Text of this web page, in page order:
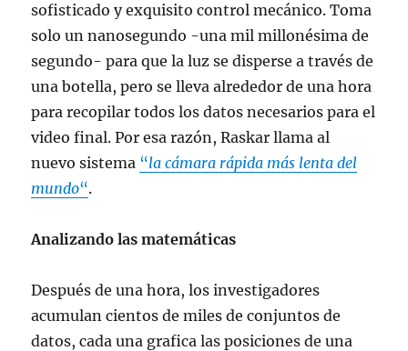
sofisticado y exquisito control mecánico. Toma
solo un nanosegundo -una mil millonésima de
segundo- para que la luz se disperse a través de
una botella, pero se lleva alrededor de una hora
para recopilar todos los datos necesarios para el
video final. Por esa razón, Raskar llama al
nuevo sistema “la cámara rápida más lenta del
mundo“.
Analizando las matemáticas
Después de una hora, los investigadores
acumulan cientos de miles de conjuntos de
datos, cada una grafica las posiciones de una